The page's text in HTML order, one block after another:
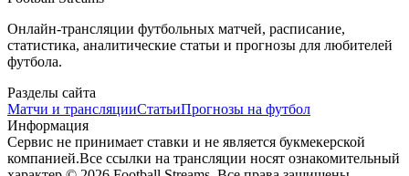
Онлайн-трансляции футбольных матчей, расписание,
статистика, аналитические статьи и прогнозы для любителей
футбола.
Разделы сайта
Матчи и трансляцииСтатьиПрогнозы на футбол
Информация
Сервис не принимает ставки и не является букмекерской
компанией.Все ссылки на трансляции носят ознакомительный